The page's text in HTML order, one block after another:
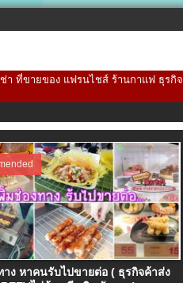
า ที่ขายของ แฟรนไชส์ ร้านกาแฟ ธุรกิจ
าง หาคนรับไปขายต่อ ( ธุรกิจค้าส่ง